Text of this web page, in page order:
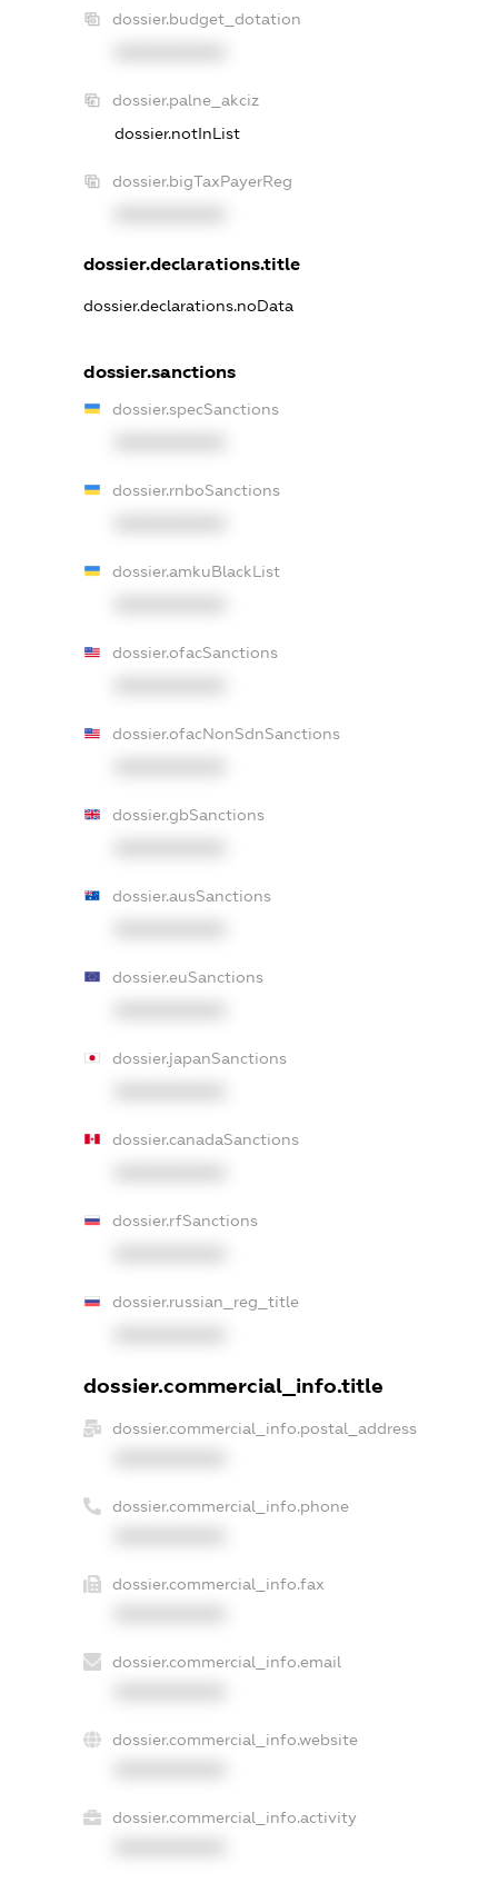
dossier.budget_dotation
dossier.palne_akciz
dossier.notInList
dossier.bigTaxPayerReg
dossier.declarations.title
dossier.declarations.noData
dossier.sanctions
dossier.specSanctions
dossier.rnboSanctions
dossier.amkuBlackList
dossier.ofacSanctions
dossier.ofacNonSdnSanctions
dossier.gbSanctions
dossier.ausSanctions
dossier.euSanctions
dossier.japanSanctions
dossier.canadaSanctions
dossier.rfSanctions
dossier.russian_reg_title
dossier.commercial_info.title
dossier.commercial_info.postal_address
dossier.commercial_info.phone
dossier.commercial_info.fax
dossier.commercial_info.email
dossier.commercial_info.website
dossier.commercial_info.activity